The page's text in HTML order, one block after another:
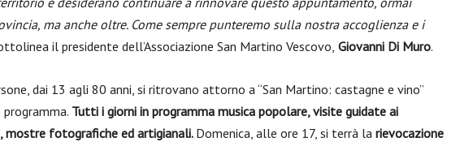
ma anche oltre. Come sempre punteremo sulla nostra accoglienza e i
il presidente dell’Associazione San Martino Vescovo, Giovanni Di Muro.
dai 13 agli 80 anni, si ritrovano attorno a “San Martino: castagne e vino”
Tutti i giorni in programma musica popolare, visite guidate ai
mostre fotografiche ed artigianali. Domenica, alle ore 17, si terrà la rievocazione